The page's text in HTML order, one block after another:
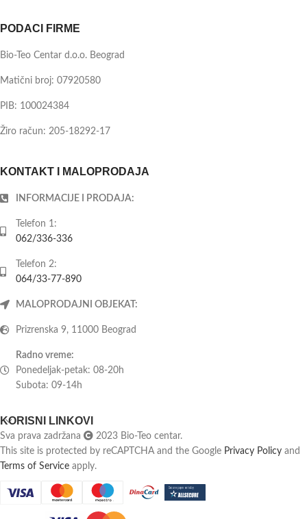
PODACI FIRME
Bio-Teo Centar d.o.o. Beograd
Matični broj: 07920580
PIB: 100024384
Žiro račun: 205-18292-17
KONTAKT I MALOPRODAJA
INFORMACIJE I PRODAJA:
Telefon 1:
062/336-336
Telefon 2:
064/33-77-890
MALOPRODAJNI OBJEKAT:
Prizrenska 9, 11000 Beograd
Radno vreme:
Ponedeljak-petak: 08-20h
Subota: 09-14h
KORISNI LINKOVI
Sva prava zadržana
2023 Bio-Teo centar.
This site is protected by reCAPTCHA and the Google Privacy Policy and
Terms of Service apply.